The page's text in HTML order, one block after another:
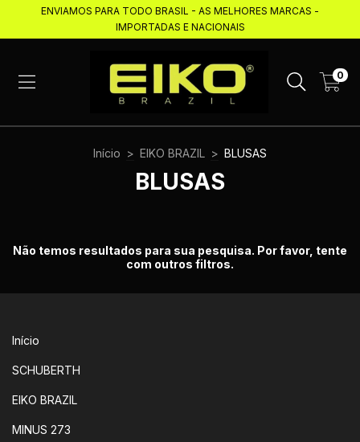
ENVIAMOS PARA TODO BRASIL - AS MELHORES MARCAS -
IMPORTADAS E NACIONAIS
0
Início > EIKO BRAZIL > BLUSAS
BLUSAS
Não temos resultados para sua pesquisa. Por favor, tente
com outros filtros.
Início
SCHUBERTH
EIKO BRAZIL
MINUS 273